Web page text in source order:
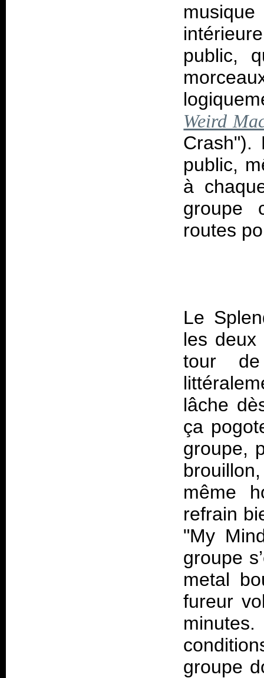
public,
Weird
Crash").
public,
à
groupe
Le
les deux
tour
lâche
ça
groupe,
même
refrain
"My
groupe
metal
fureur
groupe